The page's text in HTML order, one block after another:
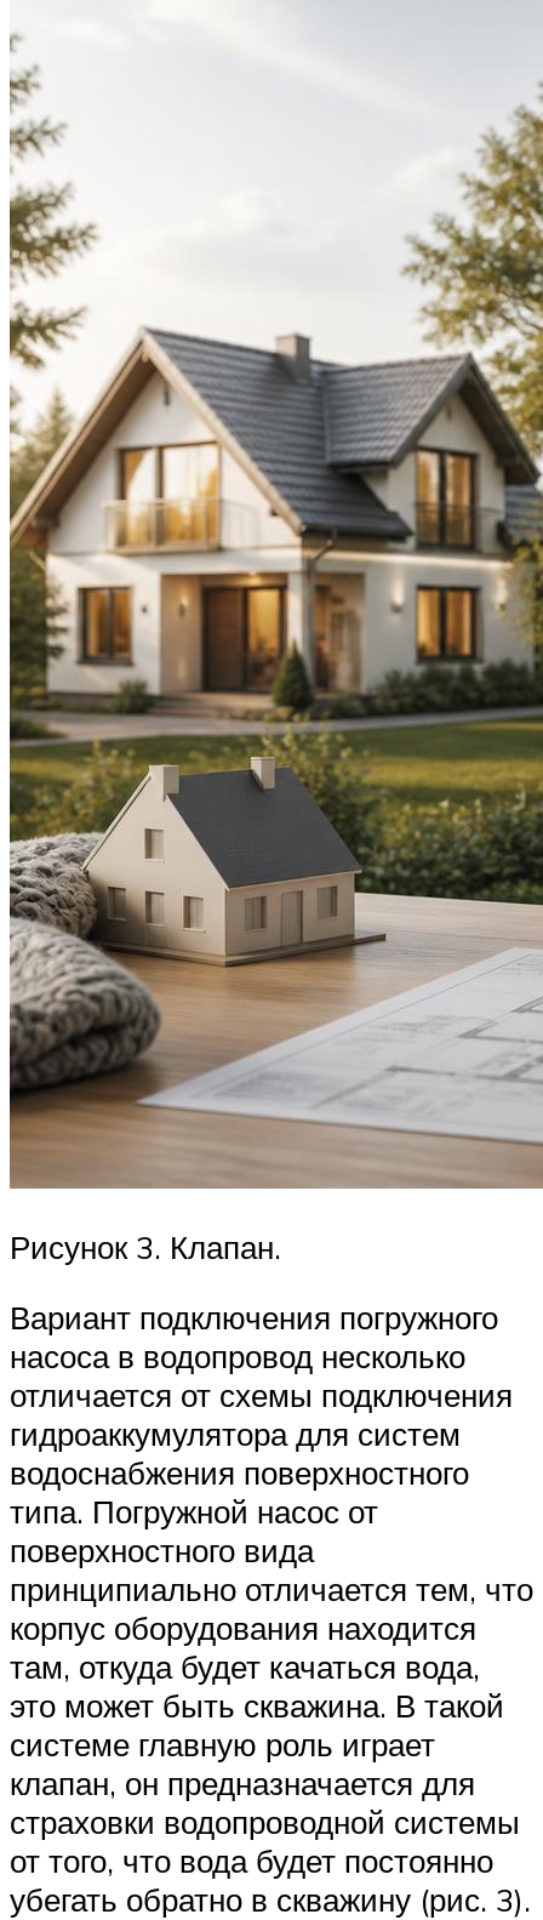
Рисунок 3. Клапан.
Вариант подключения погружного
насоса в водопровод несколько
отличается от схемы подключения
гидроаккумулятора для систем
водоснабжения поверхностного
типа. Погружной насос от
поверхностного вида
принципиально отличается тем, что
корпус оборудования находится
там, откуда будет качаться вода,
это может быть скважина. В такой
системе главную роль играет
клапан, он предназначается для
страховки водопроводной системы
от того, что вода будет постоянно
убегать обратно в скважину (рис. 3).